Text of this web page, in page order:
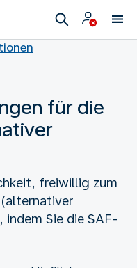
für die
freiwillig zum
Sie die SAF-